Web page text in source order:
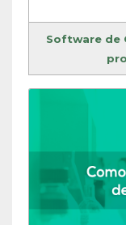
Software de